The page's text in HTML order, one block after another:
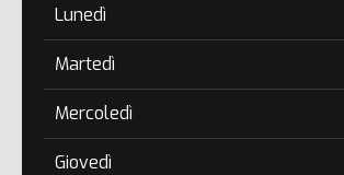
Lunedì
Martedì
Mercoledì
Giovedì